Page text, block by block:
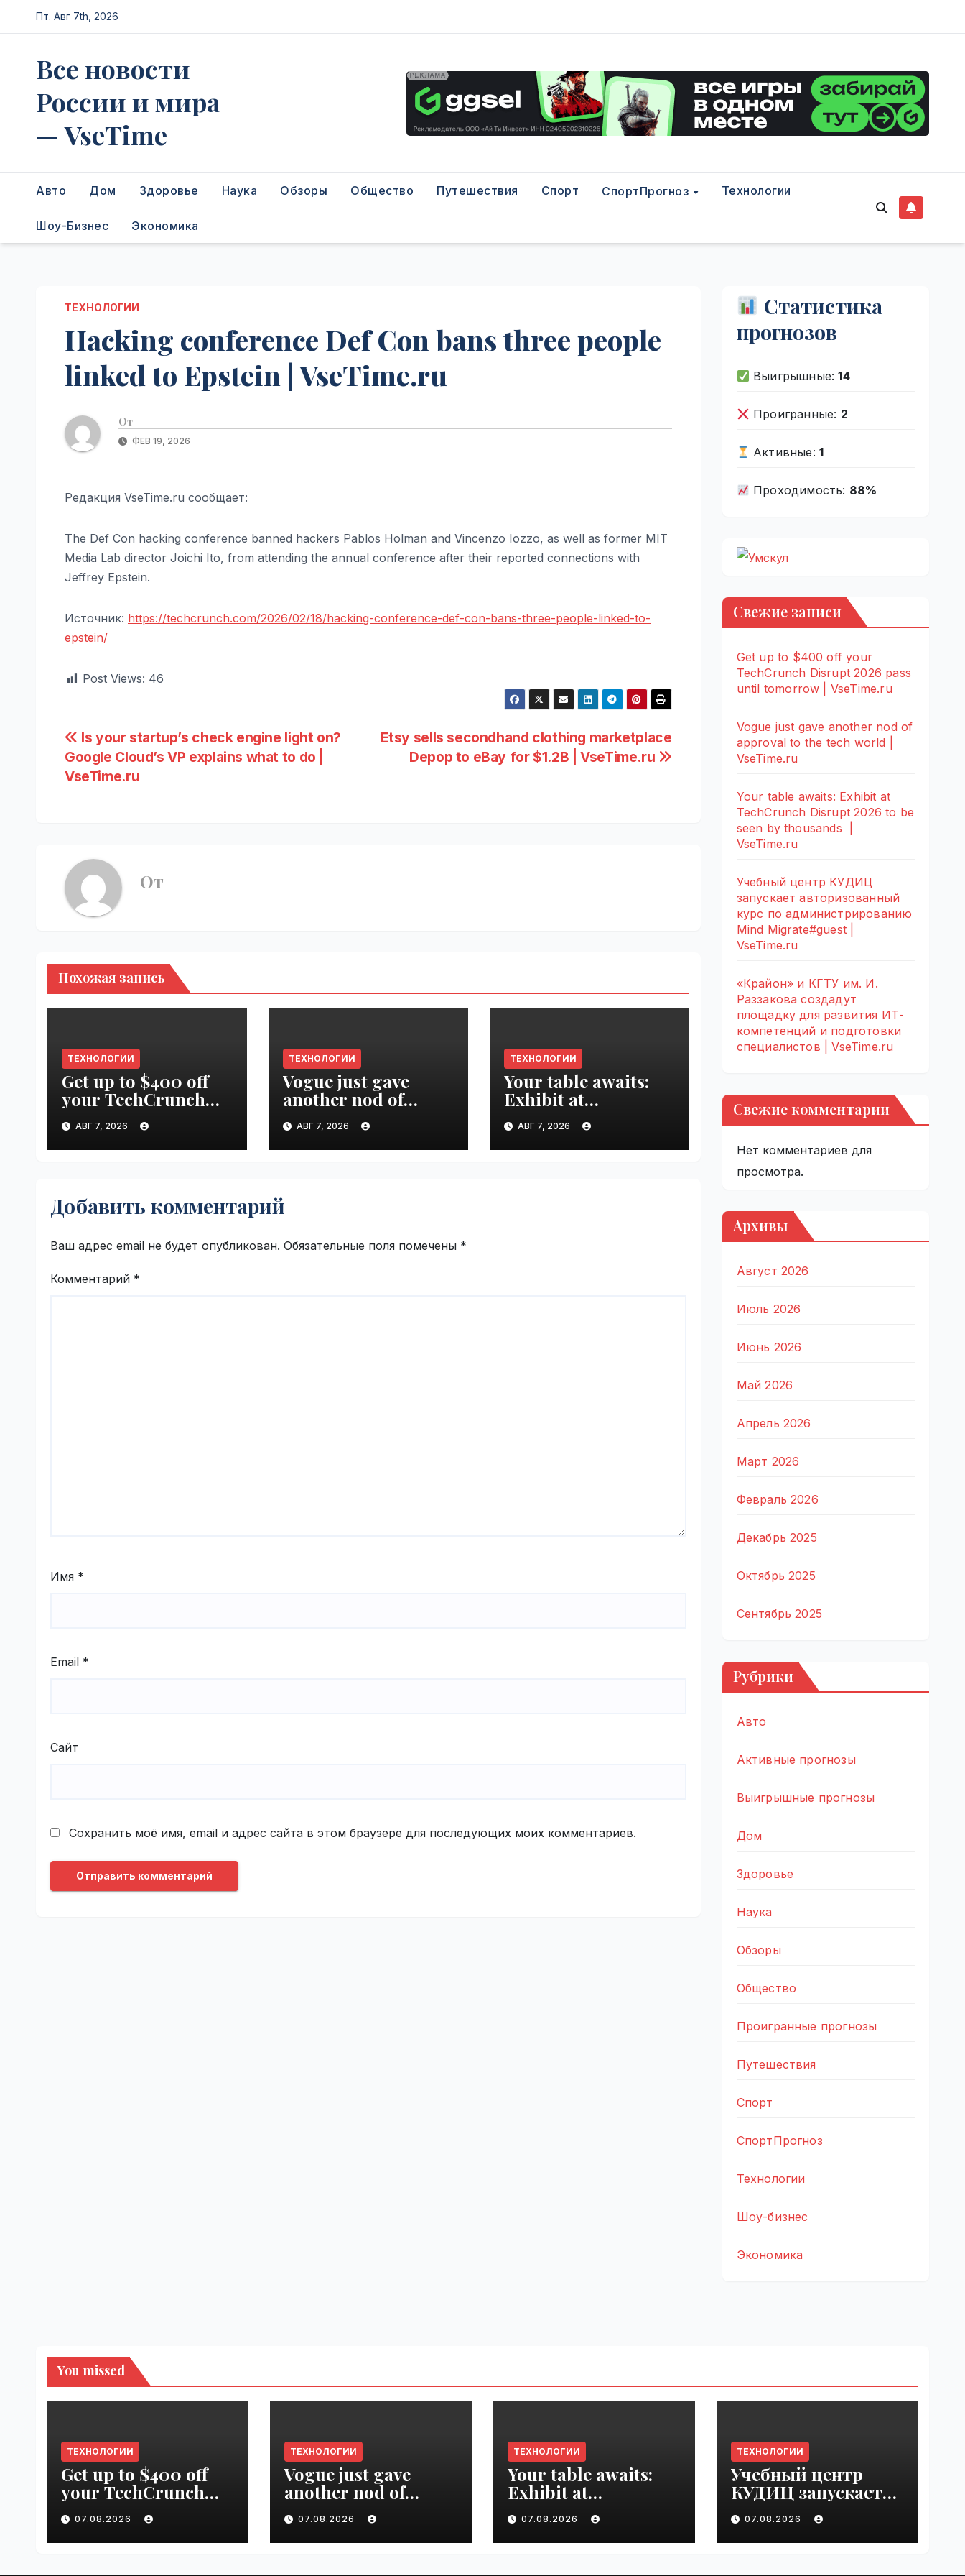
Перейти
к
Пт. Авг 7th, 2026
Все новости
России и мира
— VseTime
Авто Дом Здоровье Наука Обзоры Общество Путешествия Спорт СпортПрогноз Технологии
Шоу-Бизнес Экономика
ТЕХНОЛОГИИ
Hacking conference Def Con bans three people
linked to Epstein | VseTime.ru
От
ФЕВ 19, 2026
Редакция VseTime.ru сообщает:
The Def Con hacking conference banned hackers Pablos Holman and Vincenzo Iozzo, as well as former MIT
Media Lab director Joichi Ito, from attending the annual conference after their reported connections with
Jeffrey Epstein.
Источник: https://techcrunch.com/2026/02/18/hacking-conference-def-con-bans-three-people-linked-to-
epstein/
Post Views: 46
Навигация
по
Etsy sells secondhand clothing marketplace
Depop to eBay for $1.2B | VseTime.ru
Is your startup’s check engine light on?
Google Cloud’s VP explains what to do |
VseTime.ru
От
Похожая запись
ТЕХНОЛОГИИ
Get up to $400 off
your TechCrunch
Disrupt 2026 pass
until tomorrow |
VseTime.ru
АВГ 7, 2026
ТЕХНОЛОГИИ
Vogue just gave
another nod of
approval to the tech
world | VseTime.ru
АВГ 7, 2026
ТЕХНОЛОГИИ
Your table awaits:
Exhibit at
TechCrunch Disrupt
2026 to be seen by
thousands |
АВГ 7, 2026
Добавить комментарий
Ваш адрес email не будет опубликован. Обязательные поля помечены *
Комментарий *
Имя *
Email *
Сайт
Сохранить моё имя, email и адрес сайта в этом браузере для последующих моих комментариев.
Статистика
прогнозов
Выигрышные:14
Проигранные: 2
Активные: 1
Проходимость: 88%
Свежие записи
Get up to $400 off your
TechCrunch Disrupt 2026 pass
until tomorrow | VseTime.ru
Vogue just gave another nod of
approval to the tech world |
VseTime.ru
Your table awaits: Exhibit at
TechCrunch Disrupt 2026 to be
seen by thousands |
VseTime.ru
Учебный центр КУДИЦ
запускает авторизованный
курс по администрированию
Mind Migrate#guest |
VseTime.ru
«Крайон» и КГТУ им. И.
Раззакова создадут
площадку для развития ИТ-
компетенций и подготовки
специалистов | VseTime.ru
Свежие комментарии
Нет комментариев для
просмотра.
Архивы
Август 2026
Июль 2026
Июнь 2026
Май 2026
Апрель 2026
Март 2026
Февраль 2026
Декабрь 2025
Октябрь 2025
Сентябрь 2025
Рубрики
Авто
Активные прогнозы
Выигрышные прогнозы
Дом
Здоровье
Наука
Обзоры
Общество
Проигранные прогнозы
Путешествия
Спорт
СпортПрогноз
Технологии
Шоу-бизнес
Экономика
You missed
ТЕХНОЛОГИИ
Get up to $400 off
your TechCrunch
Disrupt 2026 pass
until tomorrow |
VseTime.ru
07.08.2026
ТЕХНОЛОГИИ
Vogue just gave
another nod of
approval to the tech
world | VseTime.ru
07.08.2026
ТЕХНОЛОГИИ
Your table awaits:
Exhibit at
TechCrunch Disrupt
2026 to be seen by
thousands |
07.08.2026
ТЕХНОЛОГИИ
Учебный центр
КУДИЦ запускает
авторизованный
курс по
администрировани
07.08.2026